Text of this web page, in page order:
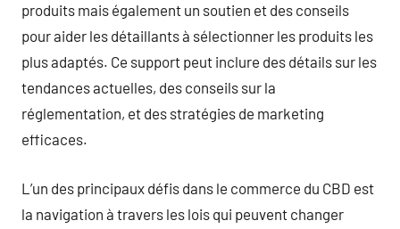
produits mais également un soutien et des conseils
pour aider les détaillants à sélectionner les produits les
plus adaptés. Ce support peut inclure des détails sur les
tendances actuelles, des conseils sur la
réglementation, et des stratégies de marketing
efficaces.
L’un des principaux défis dans le commerce du CBD est
la navigation à travers les lois qui peuvent changer